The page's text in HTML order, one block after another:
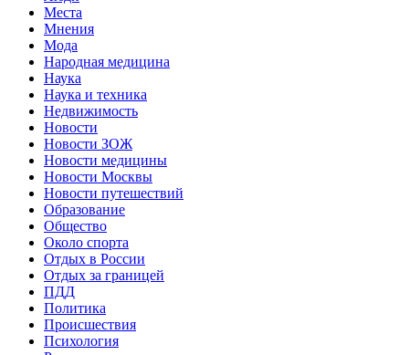
Места
Мнения
Мода
Народная медицина
Наука
Наука и техника
Недвижимость
Новости
Новости ЗОЖ
Новости медицины
Новости Москвы
Новости путешествий
Образование
Общество
Около спорта
Отдых в России
Отдых за границей
ПДД
Политика
Происшествия
Психология